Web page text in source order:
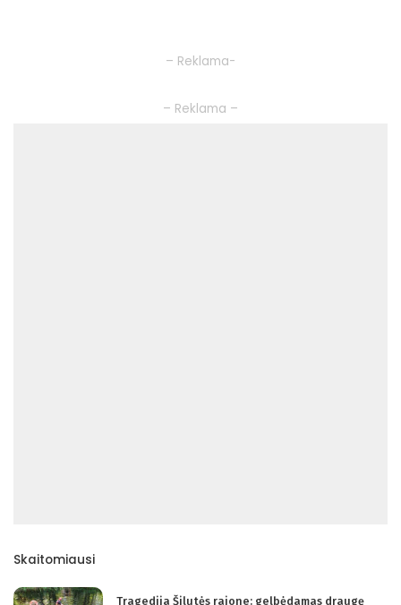
– Reklama-
– Reklama –
Skaitomiausi
Tragedija Šilutės rajone: gelbėdamas draugę